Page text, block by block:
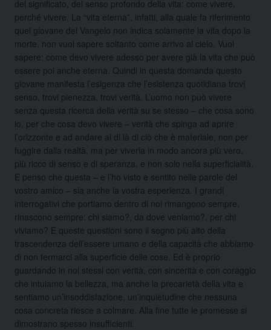
del significato, del senso profondo della vita: come vivere,
perché vivere. La “vita eterna”, infatti, alla quale fa riferimento
quel giovane del Vangelo non indica solamente la vita dopo la
morte, non vuol sapere soltanto come arrivo al cielo. Vuol
sapere: come devo vivere adesso per avere già la vita che può
essere poi anche eterna. Quindi in questa domanda questo
giovane manifesta l’esigenza che l’esistenza quotidiana trovi
senso, trovi pienezza, trovi verità. L’uomo non può vivere
senza questa ricerca della verità su se stesso – che cosa sono
io, per che cosa devo vivere – verità che spinga ad aprire
l’orizzonte e ad andare al di là di ciò che è materiale, non per
fuggire dalla realtà, ma per viverla in modo ancora più vero,
più ricco di senso e di speranza, e non solo nella superficialità.
E penso che questa – e l’ho visto e sentito nelle parole del
vostro amico – sia anche la vostra esperienza. I grandi
interrogativi che portiamo dentro di noi rimangono sempre,
rinascono sempre: chi siamo?, da dove veniamo?, per chi
viviamo? E queste questioni sono il segno più alto della
trascendenza dell’essere umano e della capacità che abbiamo
di non fermarci alla superficie delle cose. Ed è proprio
guardando in noi stessi con verità, con sincerità e con coraggio
che intuiamo la bellezza, ma anche la precarietà della vita e
sentiamo un’insoddisfazione, un’inquietudine che nessuna
cosa concreta riesce a colmare. Alla fine tutte le promesse si
dimostrano spesso insufficienti.